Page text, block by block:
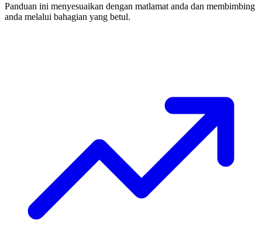
Panduan ini menyesuaikan dengan matlamat anda dan membimbing
anda melalui bahagian yang betul.